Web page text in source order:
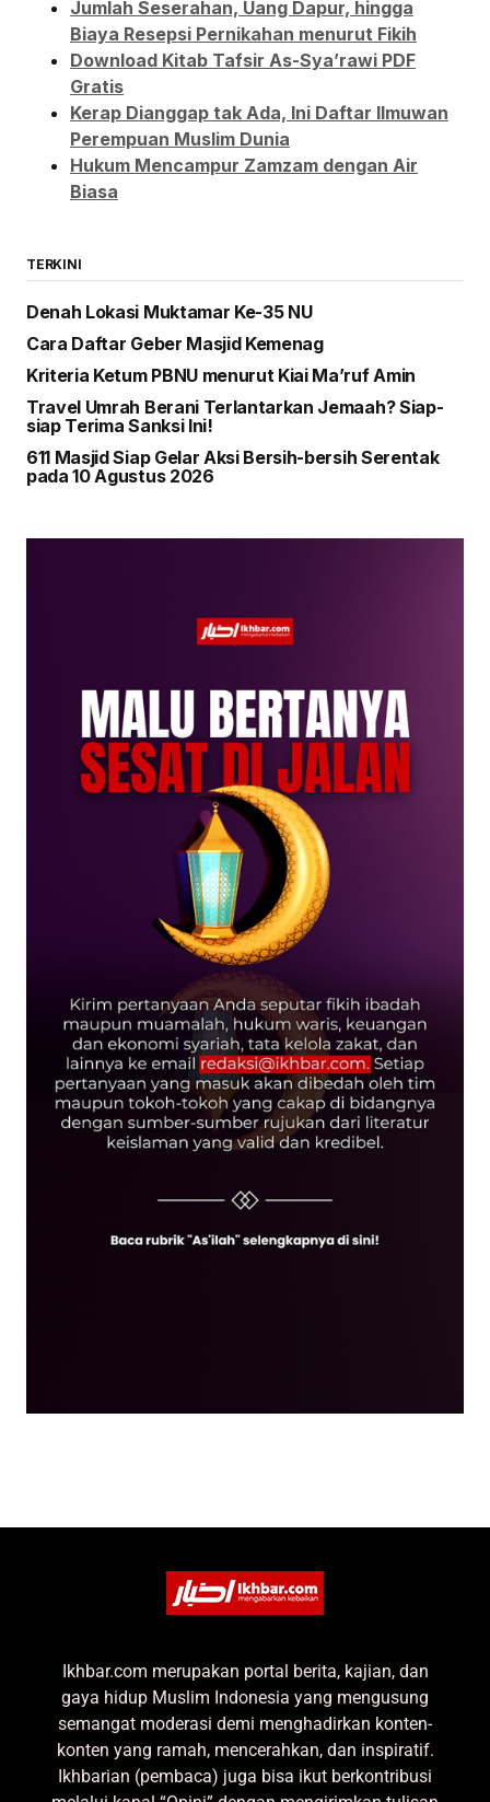
Jumlah Seserahan, Uang Dapur, hingga
Biaya Resepsi Pernikahan menurut Fikih
Download Kitab Tafsir As-Sya’rawi PDF
Gratis
Kerap Dianggap tak Ada, Ini Daftar Ilmuwan
Perempuan Muslim Dunia
Hukum Mencampur Zamzam dengan Air
Biasa
TERKINI
Denah Lokasi Muktamar Ke-35 NU
Cara Daftar Geber Masjid Kemenag
Kriteria Ketum PBNU menurut Kiai Ma’ruf Amin
Travel Umrah Berani Terlantarkan Jemaah? Siap-
siap Terima Sanksi Ini!
611 Masjid Siap Gelar Aksi Bersih-bersih Serentak
pada 10 Agustus 2026
Ikhbar.com merupakan portal berita, kajian, dan
gaya hidup Muslim Indonesia yang mengusung
semangat moderasi demi menghadirkan konten-
konten yang ramah, mencerahkan, dan inspiratif.
Ikhbarian (pembaca) juga bisa ikut berkontribusi